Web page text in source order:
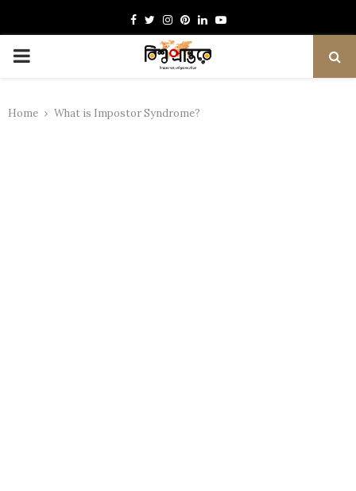
Facebook
TwitterInstagram
Pinterest
LinkedinYoutube
PRIMARY
Home What is Impostor Syndrome?